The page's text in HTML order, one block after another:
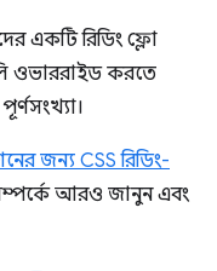
একটি রিডিং ফ্লো
ওভাররাইড করতে
জন্য CSS রিডিং-
আরও জানুন এবং